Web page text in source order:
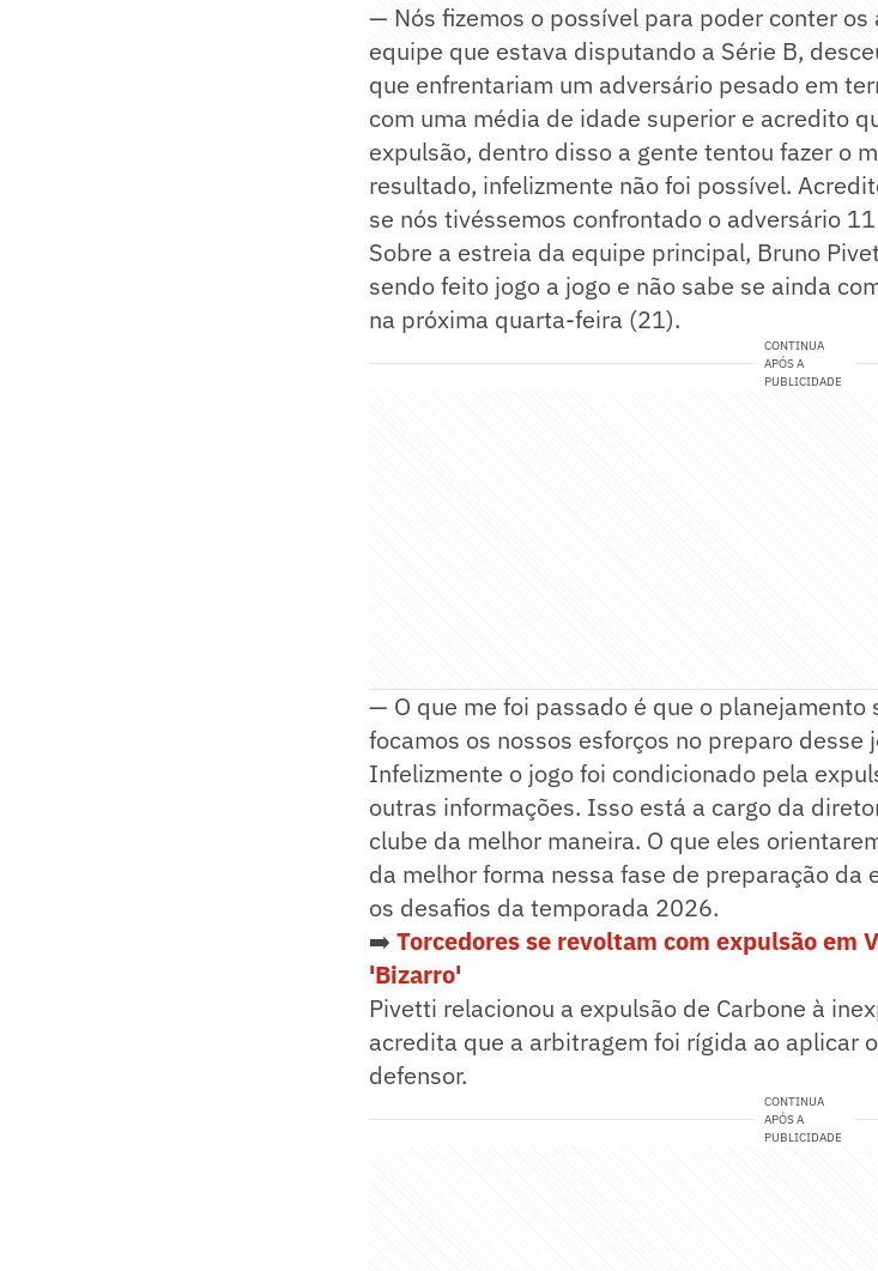
— Nós fizemos o possível para poder conter
equipe que estava disputando a Série B,
que enfrentariam um adversário pesado em
com uma média de idade superior e acredito
expulsão, dentro disso a gente tentou fazer o
resultado, infelizmente não foi possível.
se nós tivéssemos confrontado o adversário
Sobre a estreia da equipe principal, Bruno
sendo feito jogo a jogo e não sabe se ainda
na próxima quarta-feira (21).
CONTINUA
APÓS A
PUBLICIDADE
— O que me foi passado é que o planejamento
focamos os nossos esforços no preparo desse
Infelizmente o jogo foi condicionado pela
outras informações. Isso está a cargo da
clube da melhor maneira. O que eles
da melhor forma nessa fase de preparação
os desafios da temporada 2026.
➡️ Torcedores se revoltam com expulsão em
'Bizarro'
Pivetti relacionou a expulsão de Carbone à
acredita que a arbitragem foi rígida ao aplicar
defensor.
CONTINUA
APÓS A
PUBLICIDADE